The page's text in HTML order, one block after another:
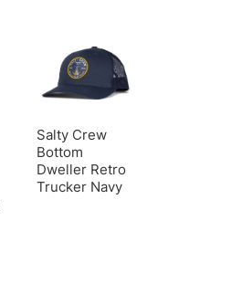
Salty Crew
Bottom
Dweller Retro
Trucker Navy